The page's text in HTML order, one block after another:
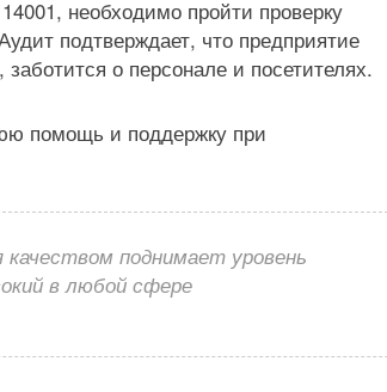
необходимо пройти проверку
подтверждает, что предприятие
о персонале и посетителях.
помощь и поддержку при
поднимает уровень
в любой сфере